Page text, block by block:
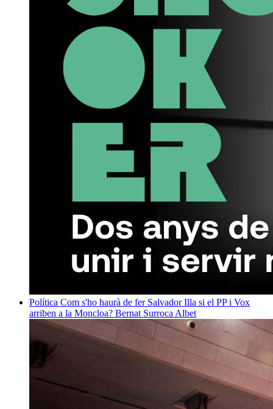
Política Com s'ho haurà de fer Salvador Illa si el PP i Vox
arriben a la Moncloa? Bernat Surroca Albet